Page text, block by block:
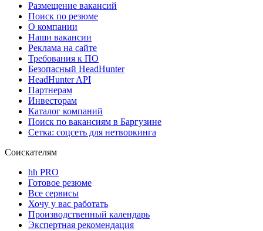
Размещение вакансий
Поиск по резюме
О компании
Наши вакансии
Реклама на сайте
Требования к ПО
Безопасный HeadHunter
HeadHunter API
Партнерам
Инвесторам
Каталог компаний
Поиск по вакансиям в Баргузине
Сетка: соцсеть для нетворкинга
Соискателям
hh PRO
Готовое резюме
Все сервисы
Хочу у вас работать
Производственный календарь
Экспертная рекомендация